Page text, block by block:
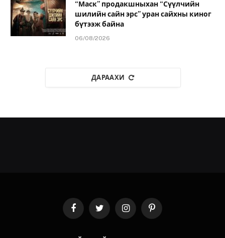
“Маск” продакшныхан “Сүүлчийн
шилийн сайн эрс” уран сайхны киног
бүтээж байна
06/08/2026
ДАРААХИ
FacebookTwitter InstagramPinterest